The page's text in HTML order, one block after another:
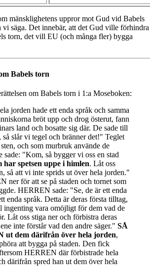
mänsklighetens uppror mot Gud vid Babels
säga. Det innebär, att det Gud ville förhindra
torn, det vill EU (och många fler) bygga
Babels torn
om Babels torn i 1:a Moseboken:
jorden hade ett enda språk och samma
bröt upp och drog österut, fann
land och bosatte sig där. De sade till
slår vi tegel och bränner det!" Teglet
och som murbruk använde de
sade: "Kom, så bygger vi oss en stad
har spetsen uppe i himlen. Låt oss
så att vi inte sprids ut över hela jorden."
ner för att se på staden och tornet som
HERREN sade: "Se, de är ett enda
enda språk. Detta är deras första tilltag,
ingenting vara omöjligt för dem vad de
Låt oss stiga ner och förbistra deras
inte förstår vad den andre säger." SÅ
ut dem därifrån över hela jorden,
att bygga på staden. Den fick
HERREN där förbistrade hela
därifrån spred han ut dem över hela